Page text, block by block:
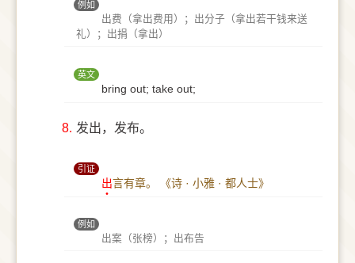
例如
出费（拿出费用）；出分子（拿出若干钱来送
礼）；出捐（拿出）
英文
bring out; take out;
8. 发出，发布。
引证
出言有章。 《诗 · 小雅 · 都人士》
例如
出案（张榜）；出布告